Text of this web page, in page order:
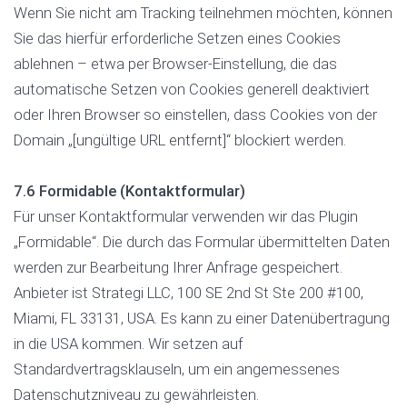
Wenn Sie nicht am Tracking teilnehmen möchten, können
Sie das hierfür erforderliche Setzen eines Cookies
ablehnen – etwa per Browser-Einstellung, die das
automatische Setzen von Cookies generell deaktiviert
oder Ihren Browser so einstellen, dass Cookies von der
Domain „[ungültige URL entfernt]“ blockiert werden.
7.6 Formidable (Kontaktformular)
Für unser Kontaktformular verwenden wir das Plugin
„Formidable“. Die durch das Formular übermittelten Daten
werden zur Bearbeitung Ihrer Anfrage gespeichert.
Anbieter ist Strategi LLC, 100 SE 2nd St Ste 200 #100,
Miami, FL 33131, USA. Es kann zu einer Datenübertragung
in die USA kommen. Wir setzen auf
Standardvertragsklauseln, um ein angemessenes
Datenschutzniveau zu gewährleisten.